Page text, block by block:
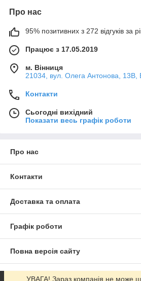
Про нас
95% позитивних з 272 відгуків за
Працює з 17.05.2019
м. Вінниця
21034, вул. Олега Антонова, 13В,
Контакти
Сьогодні вихідний
Показати весь графік роботи
Про нас
Контакти
Доставка та оплата
Графік роботи
Повна версія сайту
Сайт створено на маркетплейсі
УВАГА! Зараз компанія не може